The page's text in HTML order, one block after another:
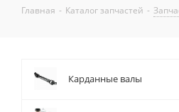
Главная - Каталог запчастей -
Карданные валы